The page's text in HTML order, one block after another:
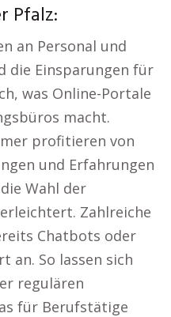
Pfalz:
an Personal und
die Einsparungen für
was Online-Portale
macht.
profitieren von
und Erfahrungen
Wahl der
Zahlreiche
Chatbots oder
an. So lassen sich
regulären
für Berufstätige